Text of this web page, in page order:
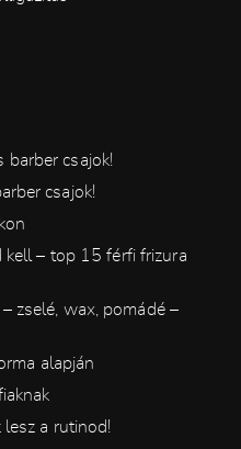
barber csajok!
csajok!
kell – top 15 férfi frizura
zselé, wax, pomádé –
alapján
a rutinod!